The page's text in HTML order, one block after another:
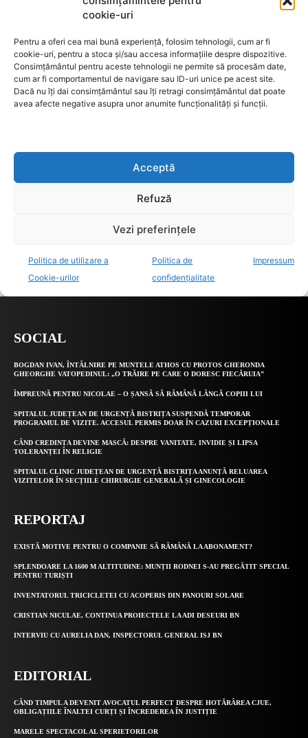
SOCIAL
BOGDAN IVAN, ÎNTÂLNIRE PE MUNTELE ATHOS CU PROTOS GHERONDA
GHEORGHE VATOPEDINUL: „O TRĂIRE PE CARE O DORESC FIECĂRUIA”
ÎMPREUNĂ PENTRU NICOLAE – O ȘANSĂ SĂ RĂMÂNĂ LÂNGĂ COPIII LUI
SPITALUL JUDEȚEAN DE URGENȚĂ BISTRIȚA SUSPENDĂ TEMPORAR
PROGRAMUL DE VIZITE. ACCESUL PERMIS DOAR ÎN CAZURI EXCEPȚIONALE
CÂND CREDINȚA DEVINE MASCĂ: DESPRE VANITATE, INVIDIE ȘI LIPSA
TOLERANȚEI ÎN RELIGIE
SPITALUL CLINIC JUDEȚEAN DE URGENȚĂ BISTRIȚA ANUNȚĂ RELUAREA
VIZITELOR ÎN SECȚIILE CHIRURGIE GENERALĂ ȘI GINECOLOGIE
REPORTAJ
EXISTĂ MOTIVE PENTRU O COMPANIE SĂ RĂMÂNĂ LA ABONAMENT?
SPLENDOARE LA 1600 M ALTITUDINE: MUNȚII RODNEI S-AU PREGĂTIT SPECIAL
PENTRU TURIȘTI
INVENTATORUL TRICICLETEI CU ACOPERIS DIN PANOURI SOLARE
CRISTIAN NICULAE, CONTINUA PROIECTELE LA ADI DESEURI BN
INTERVIU CU AURELIA DAN, INSPECTORUL GENERAL ISJ BN
EDITORIAL
CÂND TIMPUL A DEVENIT AVOCATUL PERFECT DESPRE HOTĂRÂREA CJUE,
OBLIGAȚIILE ÎNALTEI CURȚI ȘI ÎNCREDEREA ÎN JUSTIȚIE
MARELE SPECTACOL AL SPERIETORILOR